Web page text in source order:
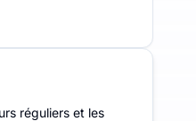
réguliers et les